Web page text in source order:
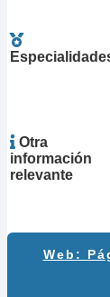
Otra
información
relevante
Web: